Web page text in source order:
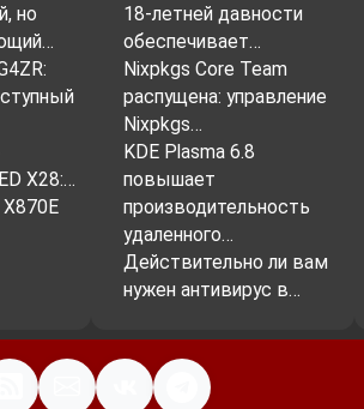
но
X28:…
18-летней давности
обеспечивает…
Nixpkgs Core Team
распущена: управление
Nixpkgs…
KDE Plasma 6.8
повышает
производительность
удаленного…
Действительно ли вам
нужен антивирус в…